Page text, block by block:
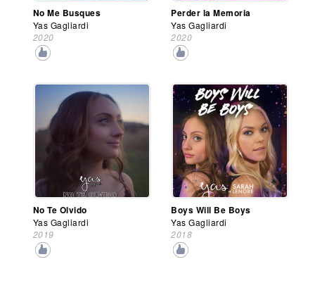
No Me Busques
Yas Gagliardi
2020
Perder la Memoria
Yas Gagliardi
2020
No Te Olvido
Yas Gagliardi
2019
Boys Will Be Boys
Yas Gagliardi
2018